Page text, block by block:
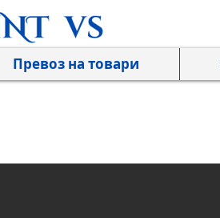
Превоз на товари